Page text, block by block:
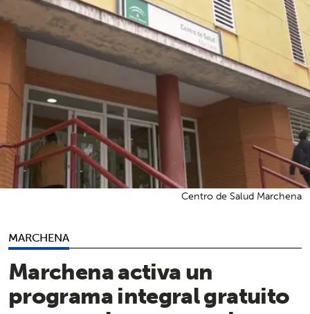
MARCHENA
Marchena activa un
programa integral gratuito
Centro de Salud Marchena